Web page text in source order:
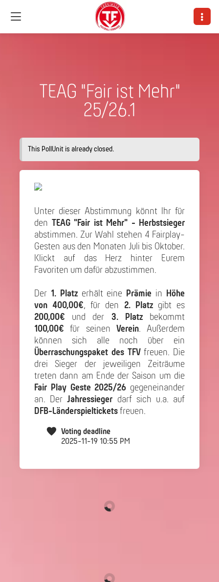
TEAG "Fair ist Mehr"
25/26.1
This PollUnit is already closed.
Unter dieser Abstimmung könnt Ihr für
den TEAG "Fair ist Mehr" - Herbstsieger
abstimmen. Zur Wahl stehen 4 Fairplay-
Gesten aus den Monaten Juli bis Oktober.
Klickt auf das Herz hinter Eurem
Favoriten um dafür abzustimmen.
Der 1. Platzerhält eine Prämie in Höhe
von 400,00€, für den 2. Platzgibt es
200,00€ und der 3. Platzbekommt
100,00€für seinen Verein. Außerdem
können sich alle noch über ein
Überraschungspaket des TFVfreuen. Die
drei Sieger der jeweiligen Zeiträume
treten dann am Ende der Saison um die
Fair Play Geste 2025/26 gegeneinander
an. DerJahressieger darf sich u.a. auf
DFB-Länderspieltickets freuen.
Voting deadline
2025-11-19 10:55 PM